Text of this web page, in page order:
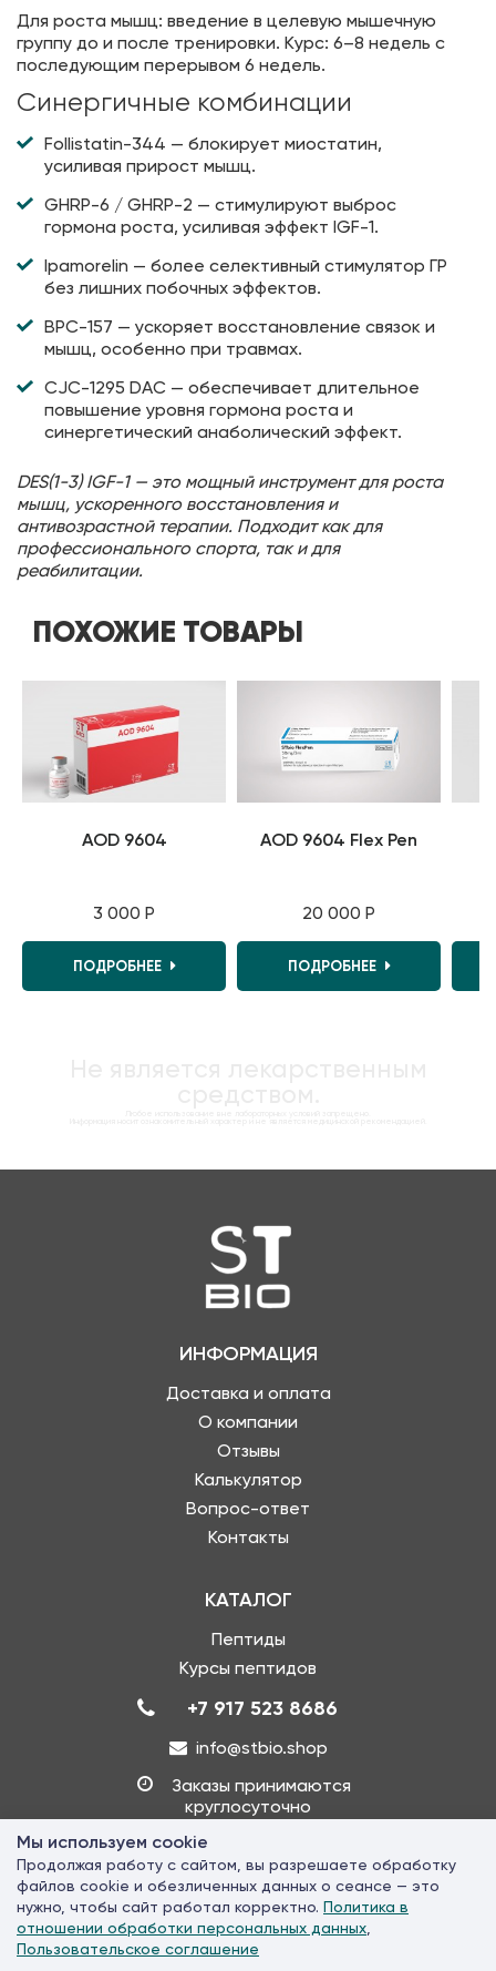
Для роста мышц: введение в целевую мышечную
группу до и после тренировки. Курс: 6–8 недель с
последующим перерывом 6 недель.
Синергичные комбинации
Follistatin-344 — блокирует миостатин,
усиливая прирост мышц.
GHRP-6 / GHRP-2 — стимулируют выброс
гормона роста, усиливая эффект IGF-1.
Ipamorelin — более селективный стимулятор ГР
без лишних побочных эффектов.
BPC-157 — ускоряет восстановление связок и
мышц, особенно при травмах.
CJC-1295 DAC — обеспечивает длительное
повышение уровня гормона роста и
синергетический анаболический эффект.
DES(1-3) IGF-1 — это мощный инструмент для роста
мышц, ускоренного восстановления и
антивозрастной терапии. Подходит как для
профессионального спорта, так и для
реабилитации.
ПОХОЖИЕ ТОВАРЫ
AOD 9604
3 000 Р
ПОДРОБНЕЕ
AOD 9604 Flex Pen
20 000 Р
ПОДРОБНЕЕ
ИНФОРМАЦИЯ
Доставка и оплата
О компании
Отзывы
Калькулятор
Вопрос-ответ
Контакты
КАТАЛОГ
Пептиды
Курсы пептидов
+7 917 523 8686
info@stbio.shop
Заказы принимаются
круглосуточно
© 2026 «STbio» - Производство и продажа пептидов. Все права
защищены. Копирование запрещено
Использование сайта означает согласие с
соглашениемиПолитикой обработки персональных данных
Политика конфиденциальности
Мы используем cookie
Продолжая работу с сайтом, вы разрешаете обработку
файлов cookie и обезличенных данных о сеансе — это
нужно, чтобы сайт работал корректно. Политика в
отношении обработки персональных данных
Пользовательское соглашение